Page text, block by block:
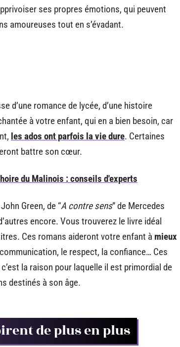
ses propres émotions, qui peuvent
amoureuses tout en s’évadant.
d’une romance de lycée, d’une histoire
à votre enfant, qui en a bien besoin, car
les ados ont parfois la vie dure. Certaines
battre son cœur.
du Malinois : conseils d'experts
Green, de “A contre sens” de Mercedes
encore. Vous trouverez le livre idéal
Ces romans aideront votre enfant à mieux
le respect, la confiance… Ces
la raison pour laquelle il est primordial de
destinés à son âge.
de plus en plus